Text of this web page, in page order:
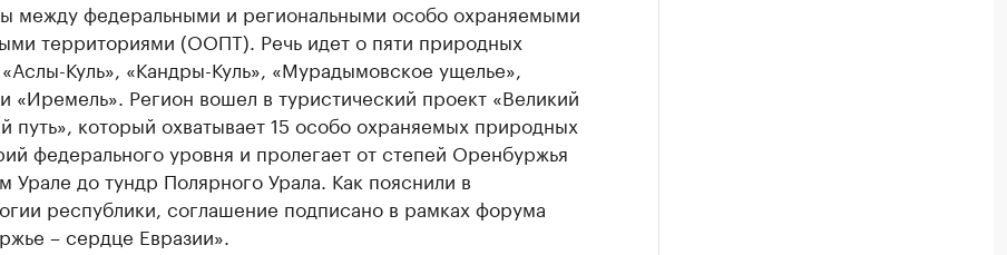
между федеральными и региональными особо охраняемыми
территориями (ООПТ). Речь идет о пяти природных
Куль», «Кандры-Куль», «Мурадымовское ущелье»,
«Иремель». Регион вошел в туристический проект «Великий
путь», который охватывает 15 особо охраняемых природных
федерального уровня и пролегает от степей Оренбуржья
Урале до тундр Полярного Урала. Как пояснили в
республики, соглашение подписано в рамках форума
– сердце Евразии».